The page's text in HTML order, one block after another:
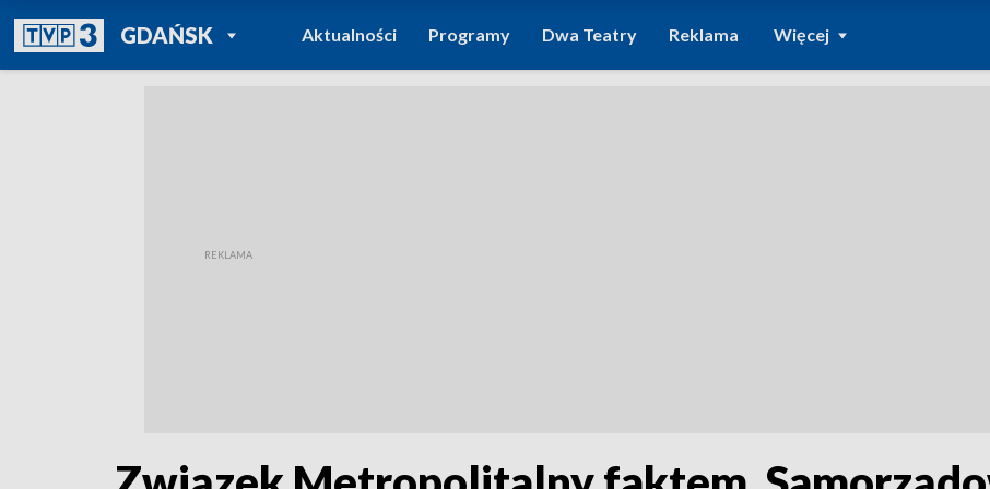
GDAŃSKPOWRÓT DO
TVP REGIONY
Aktualności Programy Dwa Teatry Reklama Więcej